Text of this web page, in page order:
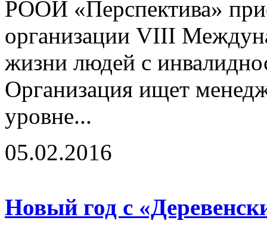
РООИ «Перспектива»
организации VIII
жизни людей с
Организация ищет
уровне...
05.02.2016
Новый год с